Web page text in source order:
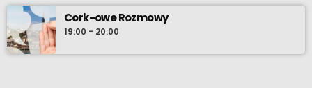
Cork-owe Rozmowy
19:00 - 20:00